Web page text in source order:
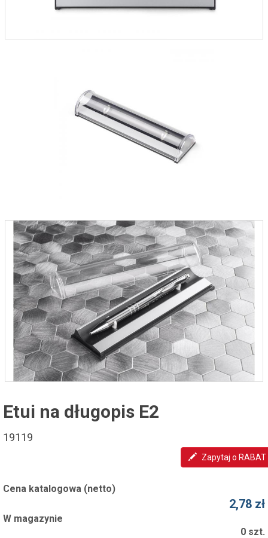
Etui na długopis E2
19119
Zapytaj o RABAT
Cena katalogowa (netto)
2,78 zł
W magazynie
0 szt.